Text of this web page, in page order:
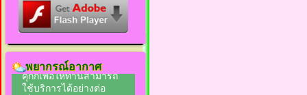
พยากรณ์อากาศ